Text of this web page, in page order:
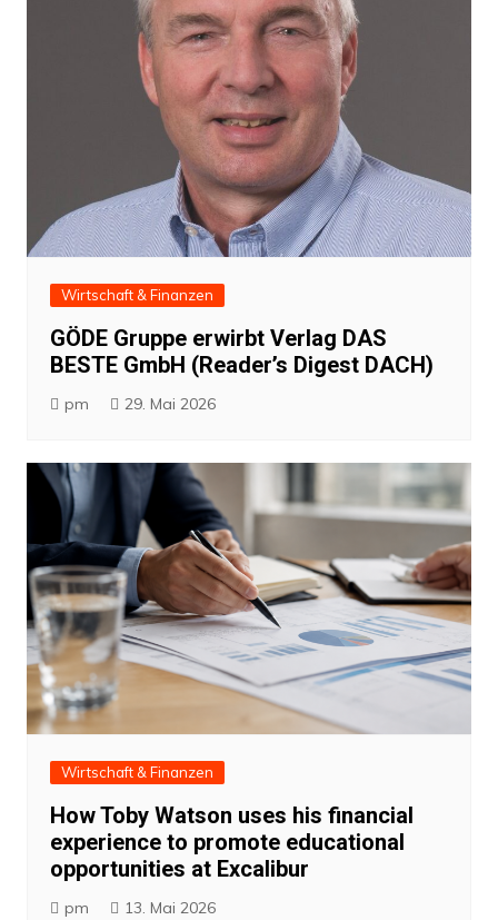
Wirtschaft & Finanzen
GÖDE Gruppe erwirbt Verlag DAS
BESTE GmbH (Reader’s Digest DACH)
pm 29. Mai 2026
Wirtschaft & Finanzen
How Toby Watson uses his financial
experience to promote educational
opportunities at Excalibur
pm 13. Mai 2026